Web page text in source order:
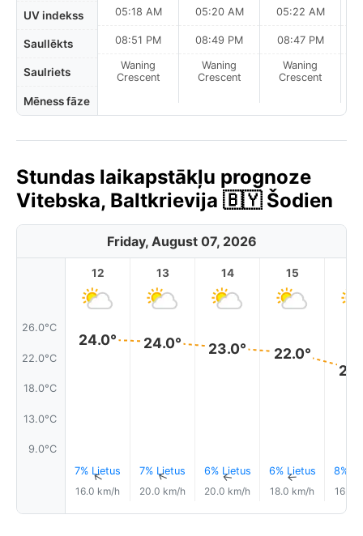
UV indekss
Saullēkts
Saulriets
Mēness fāze
05:18 AM
08:51 PM
Waning
Crescent
05:20 AM
08:49 PM
Waning
Crescent
05:22 AM
08:47 PM
Waning
Crescent
Stundas laikapstākļu prognoze
Vitebska, Baltkrievija 🇧🇾 Šodien
Friday, August 07, 2026
26.0°C
22.0°C
18.0°C
13.0°C
9.0°C
12
24.0°
7% Lietus
↑
16.0 km/h
13
24.0°
7% Lietus
↑
20.0 km/h
14
23.0°
6% Lietus
↑
20.0 km/h
15
22.0°
6% Lietus
↑
18.0 km/h
8%
16.0